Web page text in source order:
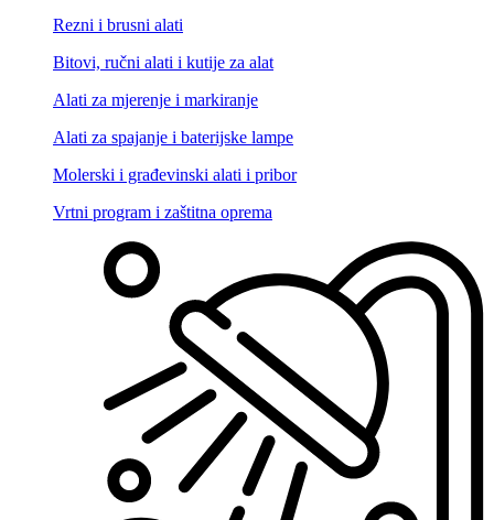
Rezni i brusni alati
Bitovi, ručni alati i kutije za alat
Alati za mjerenje i markiranje
Alati za spajanje i baterijske lampe
Molerski i građevinski alati i pribor
Vrtni program i zaštitna oprema